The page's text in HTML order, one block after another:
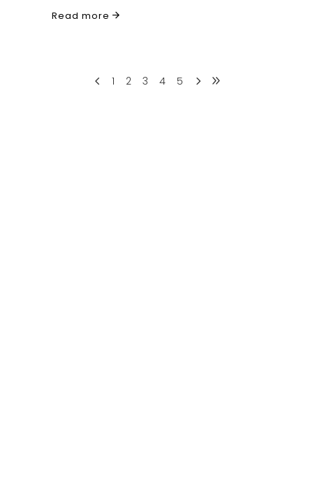
Read more
1 2 3 4 5